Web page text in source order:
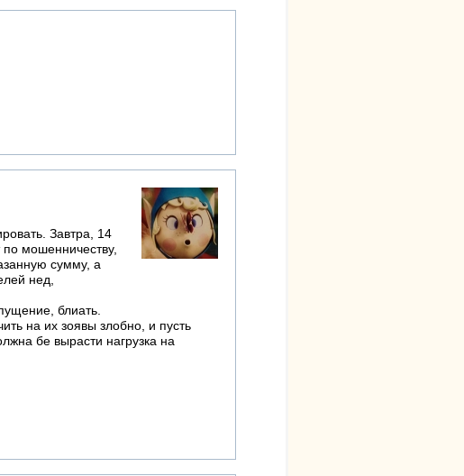
Завтра, 14
мошенничеству,
сумму, а
нед,
блиать.
на их зоявы злобно, и пусть
бе вырасти нагрузка на